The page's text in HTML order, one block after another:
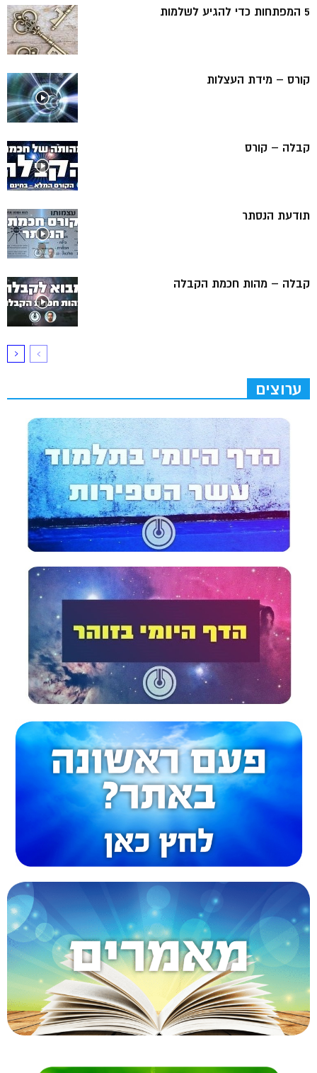
5 המפתחות כדי להגיע לשלמות
קורס – מידת העצלות
קבלה – קורס
תודעת הנסתר
קבלה – מהות חכמת הקבלה
ערוצים